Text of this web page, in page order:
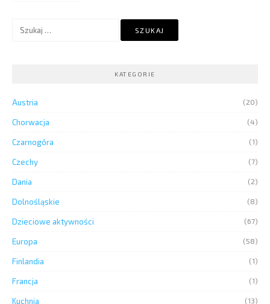
Szukaj:
KATEGORIE
Austria (20)
Chorwacja (4)
Czarnogóra (1)
Czechy (7)
Dania (2)
Dolnośląskie (8)
Dzieciowe aktywności (67)
Europa (58)
Finlandia (1)
Francja (1)
Kuchnia (13)